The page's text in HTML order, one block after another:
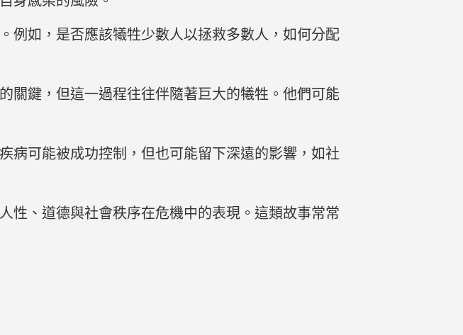
例如，是否應該犧牲少數人以拯救多數人，如何分配
關鍵，但這一過程往往伴隨著巨大的犧牲。他們可能
病可能被成功控制，但也可能留下深遠的影響，如社
性、道德與社會秩序在危機中的表現。這類故事常常